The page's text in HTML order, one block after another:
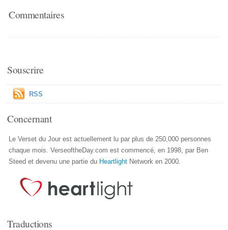
Commentaires
Souscrire
RSS
Concernant
Le Verset du Jour est actuellement lu par plus de 250,000 personnes
chaque mois. VerseoftheDay.com est commencé, en 1998, par Ben
Steed et devenu une partie du Heartlight Network en 2000.
Traductions